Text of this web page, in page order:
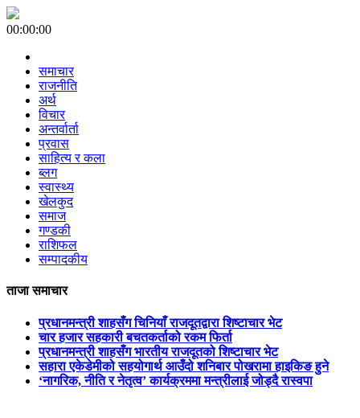
00:00:00
समाचार
राजनीति
अर्थ
विचार
अन्तर्वार्ता
प्रवास
साहित्य र कला
ब्लग
स्वास्थ्य
खेलकुद
समाज
गण्डकी
राशिफल
सम्पादकीय
ताजा समाचार
प्रधानमन्त्री शाहसँग चिनियाँ राजदूतद्वारा शिष्टाचार भेट
चार हजार सहकारी बचतकर्ताको रकम फिर्ता
प्रधानमन्त्री शाहसँग भारतीय राजदूतको शिष्टाचार भेट
सहारा एकेडेमीको सहयोगार्थ आउँदो शनिबार पोखरामा हाइकिङ हुने
‘नागरिक, नीति र नेतृत्व’ कार्यक्रममा मन्त्रीलाई जोड्दै रास्वपा